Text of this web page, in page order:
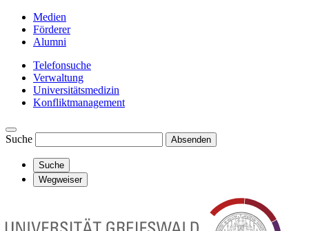
Medien
Förderer
Alumni
Telefonsuche
Verwaltung
Universitätsmedizin
Konfliktmanagement
Suche Absenden
Suche
Wegweiser